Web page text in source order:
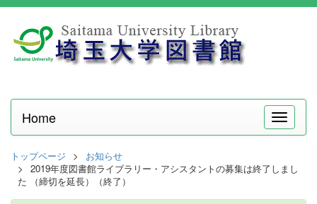
メ
ニ
Home
トップページ
お知らせ
2019年度図書館ライブラリー・アシスタントの募集は終了しまし
た （締切を延長）（終了）